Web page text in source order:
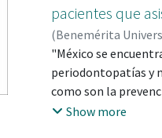
ejecución de las
investigación está
publicaciones con
pacientes que
(Benemérita
"México se
periodontopatías y
como son la
de la relación de la
Show more